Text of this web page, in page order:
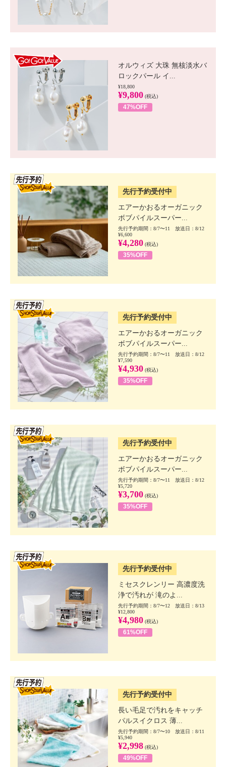
オルウィズ 大珠 無核淡水バ
ロックパール イ...
¥18,800
¥9,800 (税込)
47%OFF
先行予約受付中
エアーかおるオーガニック
ボブパイルスーパー...
先行予約期間：8/7〜11 放送日：8/12
¥6,600
¥4,280 (税込)
35%OFF
先行予約受付中
エアーかおるオーガニック
ボブパイルスーパー...
先行予約期間：8/7〜11 放送日：8/12
¥7,590
¥4,930 (税込)
35%OFF
先行予約受付中
エアーかおるオーガニック
ボブパイルスーパー...
先行予約期間：8/7〜11 放送日：8/12
¥5,720
¥3,700 (税込)
35%OFF
先行予約受付中
ミセスクレンリー 高濃度洗
浄で汚れが 滝のよ...
先行予約期間：8/7〜12 放送日：8/13
¥12,800
¥4,980 (税込)
61%OFF
先行予約受付中
長い毛足で汚れをキャッチ
パルスイクロス 薄...
先行予約期間：8/7〜10 放送日：8/11
¥5,940
¥2,998 (税込)
49%OFF